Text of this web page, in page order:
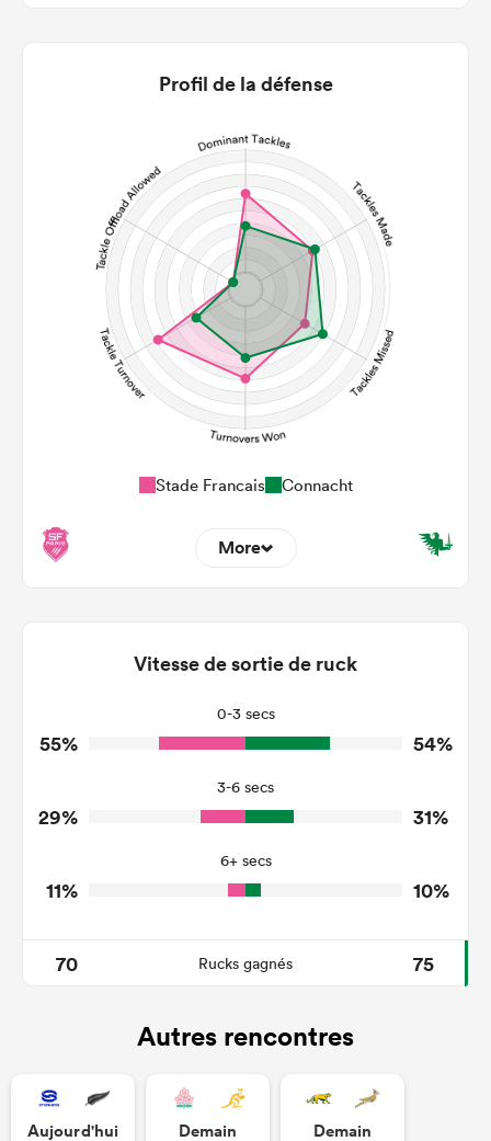
22m Conversion
Carries
Kicks
Post Contact Meters
Profil de la défense
Stade Francais Connacht
More
Tackles Made
Tackles Missed
7
5
4
2
Tackle Offload Allowed
Vitesse de sortie de ruck
0-3 secs
55% 54%
3-6 secs
29% 31%
6+ secs
11% 10%
70 Rucks gagnés 75
Autres rencontres
Aujourd'hui Demain Demain